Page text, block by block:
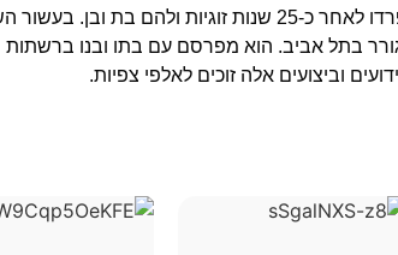
לאיגוד מקצועי בהסתדרות. הם נפרדו לאחר כ-25 שנות זוגיות ולהם בת
ומתגורר בתל אביב. הוא מפרסם עם בתו ובנו ברשתות
וביצועים אלה זוכים לאלפי צפיות.